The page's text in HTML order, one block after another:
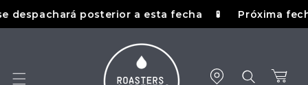
directamente
al contenido
despachará posterior a esta fecha Próxima